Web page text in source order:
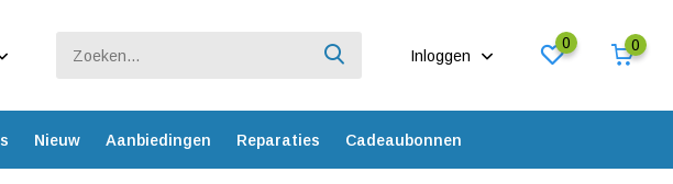
Inloggen
0 0
Nieuw Aanbiedingen Reparaties Cadeaubonnen